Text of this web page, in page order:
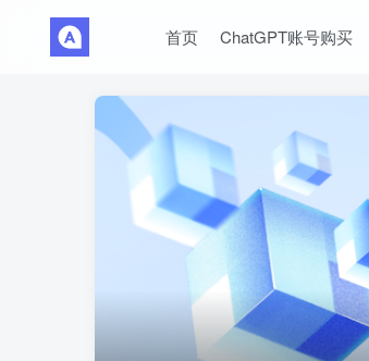
首页 ChatGPT账号购买